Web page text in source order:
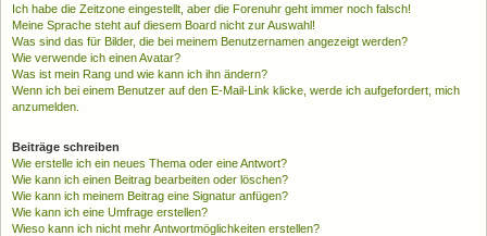
Ich habe die Zeitzone eingestellt, aber die Forenuhr geht immer noch falsch!
Meine Sprache steht auf diesem Board nicht zur Auswahl!
Was sind das für Bilder, die bei meinem Benutzernamen angezeigt werden?
Wie verwende ich einen Avatar?
Was ist mein Rang und wie kann ich ihn ändern?
Wenn ich bei einem Benutzer auf den E-Mail-Link klicke, werde ich aufgefordert, mich
anzumelden.
Beiträge schreiben
Wie erstelle ich ein neues Thema oder eine Antwort?
Wie kann ich einen Beitrag bearbeiten oder löschen?
Wie kann ich meinem Beitrag eine Signatur anfügen?
Wie kann ich eine Umfrage erstellen?
Wieso kann ich nicht mehr Antwortmöglichkeiten erstellen?